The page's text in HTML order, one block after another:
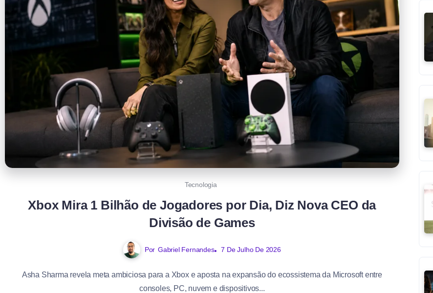
Tecnologia
Xbox Mira 1 Bilhão de Jogadores por Dia, Diz Nova CEO da
Divisão de Games
Por Gabriel Fernandes 7 De Julho De 2026
Asha Sharma revela meta ambiciosa para a Xbox e aposta na expansão do ecossistema da Microsoft entre
consoles, PC, nuvem e dispositivos...